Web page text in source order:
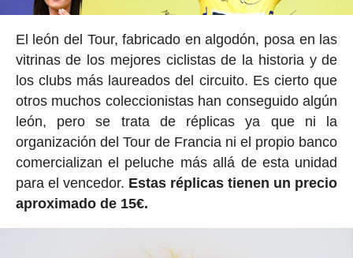
El león del Tour, fabricado en algodón, posa en las
vitrinas de los mejores ciclistas de la historia y de
los clubs más laureados del circuito. Es cierto que
otros muchos coleccionistas han conseguido algún
león, pero se trata de réplicas ya que ni la
organización del Tour de Francia ni el propio banco
comercializan el peluche más allá de esta unidad
para el vencedor. Estas réplicas tienen un precio
aproximado de 15€.